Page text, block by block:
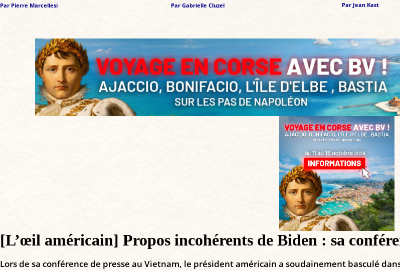
Par Pierre Marcellesi Par Gabrielle Cluzel Par Jean Kast
[L’œil américain] Propos incohérents de Biden : sa
Lors de sa conférence de presse au Vietnam, le président américain a soudainement basculé